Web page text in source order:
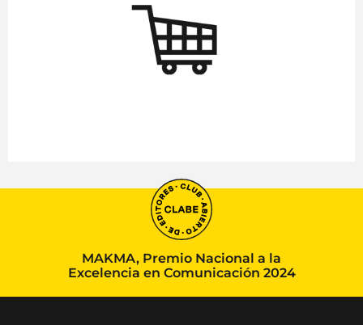
MAKMA, Premio Nacional a la
Excelencia en Comunicación 2024